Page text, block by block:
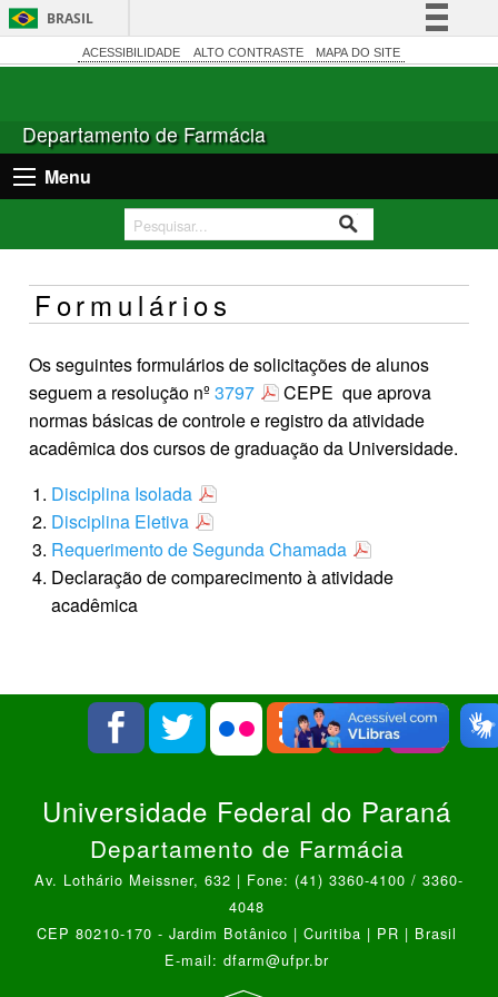
BRASIL
Simplifique!
Acesso à informação
Canais
ACESSIBILIDADE ALTO CONTRASTE MAPA DO SITE
Departamento de Farmácia
Menu
Formulários
Os seguintes formulários de solicitações de alunos
seguem a resolução nº3797
CEPE que aprova
normas básicas de controle e registro da atividade
acadêmica dos cursos de graduação da Universidade.
Disciplina Isolada
Disciplina Eletiva
Requerimento de Segunda Chamada
Declaração de comparecimento à atividade
acadêmica
Universidade Federal do Paraná
Departamento de Farmácia
Av. Lothário Meissner, 632 | Fone: (41) 3360-4100 / 3360-
4048
CEP 80210-170 - Jardim Botânico | Curitiba | PR | Brasil
E-mail: dfarm@ufpr.br